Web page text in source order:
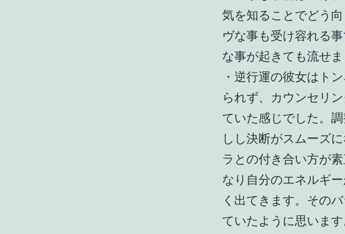
気を知ることでどう
ヴな事も受け容れる
な事が起きても流せま
・逆行運の彼女はト
られず、カウンセリ
ていた感じでした。
しし決断がスムーズ
ラとの付き合い方が
なり自分のエネルギ
く出てきます。その
ていたように思いま